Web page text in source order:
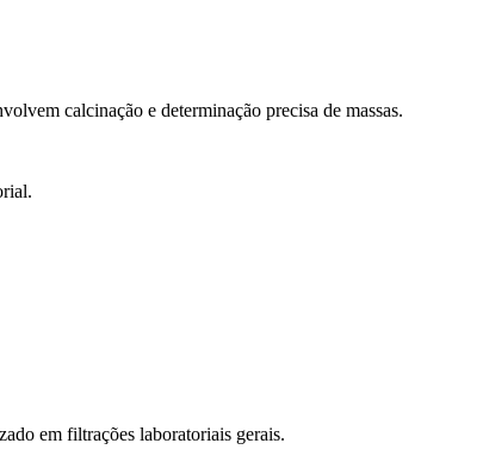
calcinação e determinação precisa de massas.
em filtrações laboratoriais gerais.